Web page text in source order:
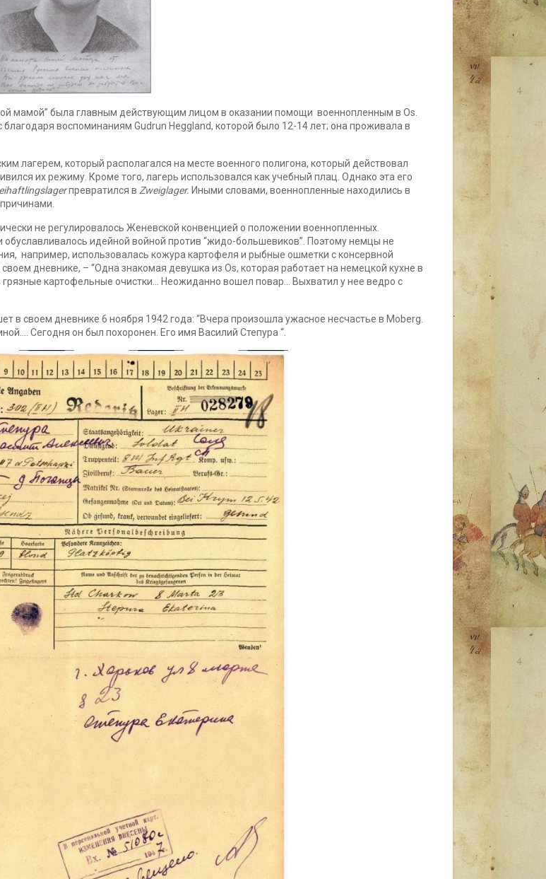
мамой” была главным действующим лицом в оказании помощи военнопленным в Os.
воспоминаниям Gudrun Heggland, которой было 12-14 лет; она проживала в
лагерем, который располагался на месте военного полигона, который действовал
их режиму. Кроме того, лагерь использовался как учебный плац. Однако эта его
превратился в Zweiglager. Иными словами, военнопленные находились в
не регулировалось Женевской конвенцией о положении военнопленных.
идейной войной против “жидо-большевиков”. Поэтому немцы не
например, использовалась кожура картофеля и рыбные ошметки с консервной
дневнике, – “Одна знакомая девушка из Os, которая работает на немецкой кухне в
картофельные очистки… Неожиданно вошел повар… Выхватил у нее ведро с
своем дневнике 6 ноября 1942 года: “Вчера произошла ужасное несчастье в Moberg.
Сегодня он был похоронен. Его имя Василий Степура “.